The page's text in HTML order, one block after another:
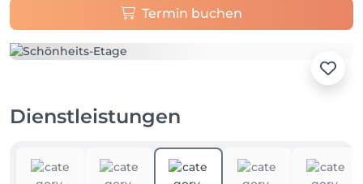
Termin buchen
Dienstleistungen